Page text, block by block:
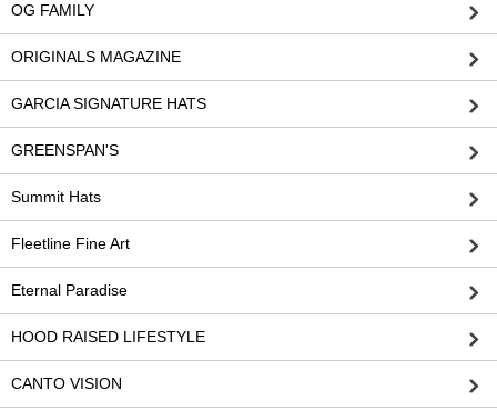
OG FAMILY
ORIGINALS MAGAZINE
GARCIA SIGNATURE HATS
GREENSPAN'S
Summit Hats
Fleetline Fine Art
Eternal Paradise
HOOD RAISED LIFESTYLE
CANTO VISION